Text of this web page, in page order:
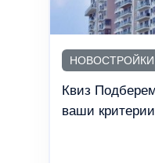
НОВОСТРОЙКИ
Квиз
ваши критерии